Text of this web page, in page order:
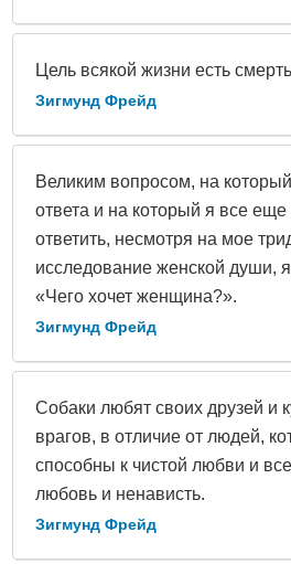
Цель всякой жизни есть
Зигмунд Фрейд
Великим вопросом, на
ответа и на который я все еще
ответить, несмотря на мое
исследование женской души,
«Чего хочет женщина?».
Зигмунд Фрейд
Собаки любят своих друзей и
врагов, в отличие от людей,
способны к чистой любви и
любовь и ненависть.
Зигмунд Фрейд